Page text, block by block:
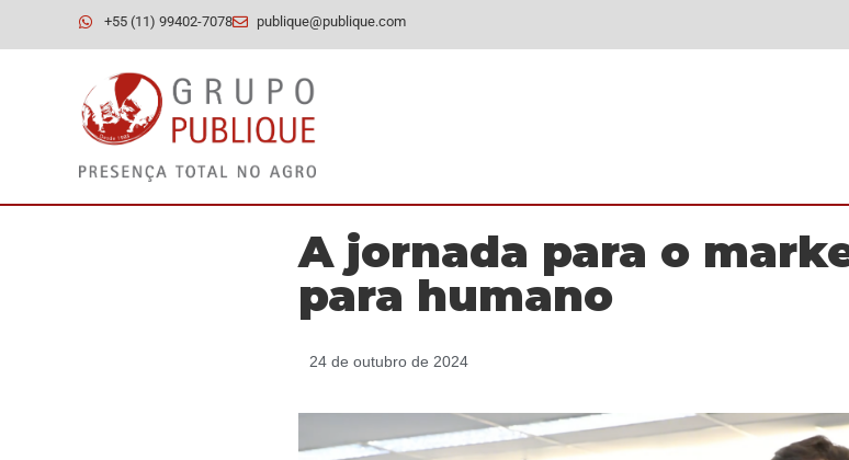
+55 (11) 99402-7078 publique@publique.com
A jornada para o
para humano
24 de outubro de 2024